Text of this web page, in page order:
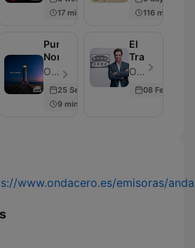
17 min
116 min
Punta
Norte
OndaCero - Episode 300
25 Sep 2025
9 min
El
Transistor
OndaCero - Episode 300
08 Feb 2024
www.ondacero.es/emisoras/